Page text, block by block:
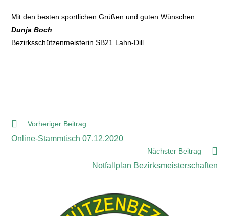
Mit den besten sportlichen Grüßen und guten Wünschen
Dunja Boch
Bezirksschützenmeisterin SB21 Lahn-Dill
Vorheriger Beitrag
Online-Stammtisch 07.12.2020
Nächster Beitrag
Notfallplan Bezirksmeisterschaften